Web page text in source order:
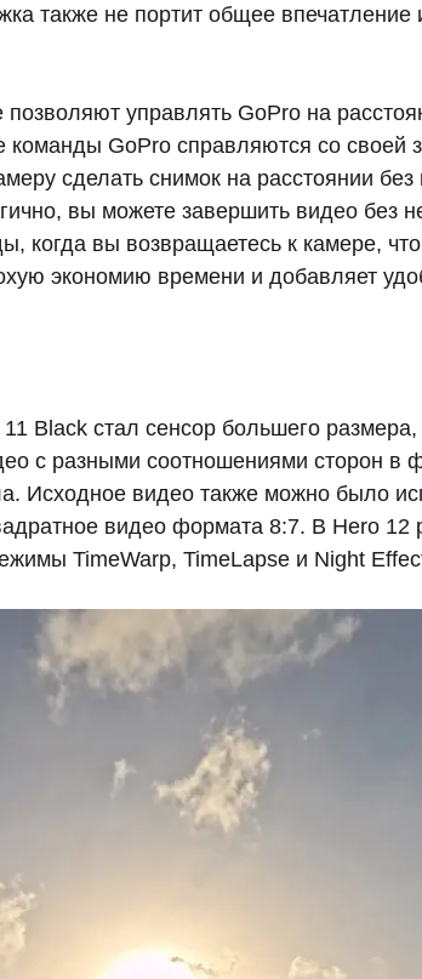
также не портит общее
управлять GoPro на
GoPro справляются со своей
сделать снимок на расстоянии без
вы можете завершить видео без
когда вы возвращаетесь к камере,
экономию времени и добавляет
Black стал сенсор большего размера,
с разными соотношениями сторон в
Исходное видео также можно было
видео формата 8:7. В Hero 12
TimeWarp, TimeLapse и Night